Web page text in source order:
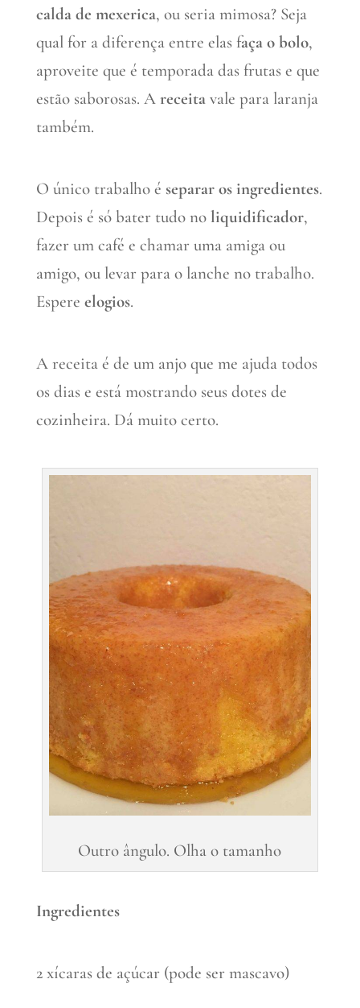
calda de mexerica, ou seria mimosa? Seja
qual for a diferença entre elas faça o bolo,
aproveite que é temporada das frutas e que
estão saborosas. A receitavale para laranja
também.
O único trabalho é separar os ingredientes.
Depois é só bater tudo no liquidificador,
fazer um café e chamar uma amiga ou
amigo, ou levar para o lanche no trabalho.
Espere elogios.
A receita é de um anjo que me ajuda todos
os dias e está mostrando seus dotes de
cozinheira. Dá muito certo.
Outro ângulo. Olha o tamanho
Ingredientes
2 xícaras de açúcar (pode ser mascavo)